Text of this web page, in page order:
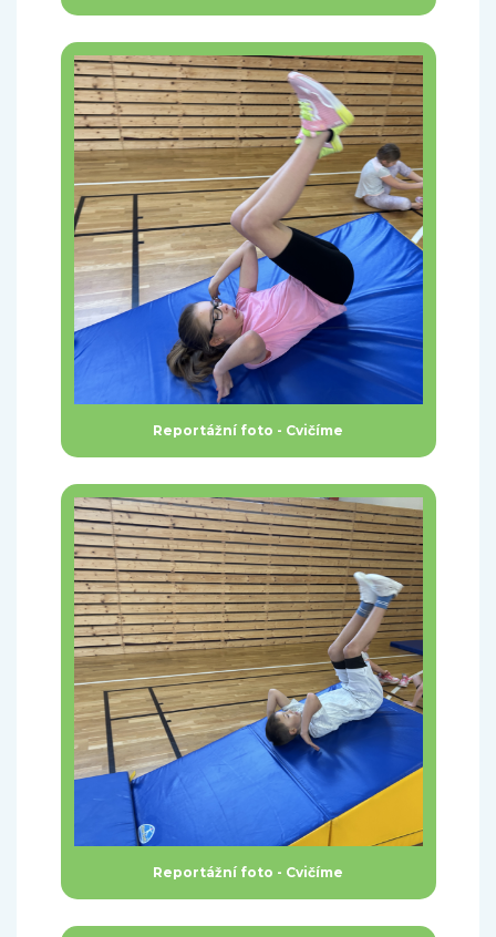
Reportážní foto - Cvičíme
Reportážní foto - Cvičíme